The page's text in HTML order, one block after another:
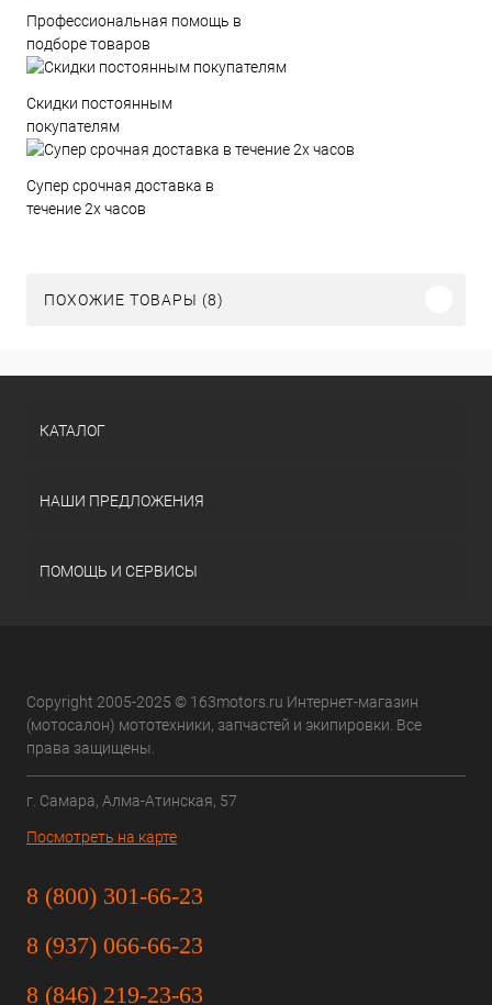
Профессиональная помощь в
подборе товаров
Скидки постоянным
покупателям
Супер срочная доставка в
течение 2х часов
ПОХОЖИЕ ТОВАРЫ (8)
КАТАЛОГ
НАШИ ПРЕДЛОЖЕНИЯ
ПОМОЩЬ И СЕРВИСЫ
Copyright 2005-2025 © 163motors.ru Интернет-магазин
(мотосалон) мототехники, запчастей и экипировки. Все
права защищены.
г. Самара, Алма-Атинская, 57
Посмотреть на карте
8 (800) 301-66-23
8 (937) 066-66-23
8 (846) 219-23-63